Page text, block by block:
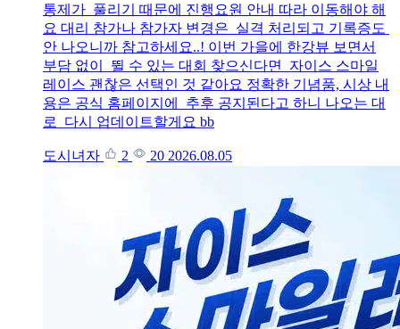
통제가 풀리기 때문에 진행요원 안내 따라 이동해야 해
요 대리 참가나 참가자 변경은 실격 처리되고 기록증도
안 나오니까 참고하세요..! 이번 가을에 한강뷰 보면서
부담 없이 뛸 수 있는 대회 찾으신다면 자이스 스마일
레이스 괜찮은 선택인 것 같아요 정확한 기념품, 시상 내
용은 공식 홈페이지에 추후 공지된다고 하니 나오는 대
로 다시 업데이트할게요 bb
도시녀자 2 20 2026.08.05